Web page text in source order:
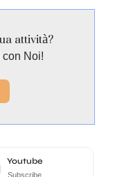
attività?
con Noi!
Youtube
Subscribe